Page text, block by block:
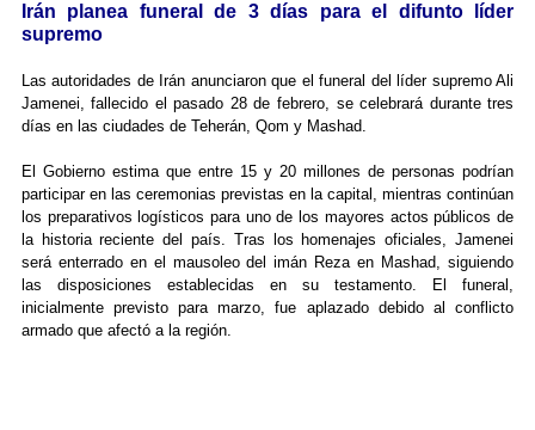
Irán planea funeral de 3 días para el difunto líder
supremo
Las autoridades de Irán anunciaron que el funeral del líder supremo Ali
Jamenei, fallecido el pasado 28 de febrero, se celebrará durante tres
días en las ciudades de Teherán, Qom y Mashad.
El Gobierno estima que entre 15 y 20 millones de personas podrían
participar en las ceremonias previstas en la capital, mientras continúan
los preparativos logísticos para uno de los mayores actos públicos de
la historia reciente del país. Tras los homenajes oficiales, Jamenei
será enterrado en el mausoleo del imán Reza en Mashad, siguiendo
las disposiciones establecidas en su testamento. El funeral,
inicialmente previsto para marzo, fue aplazado debido al conflicto
armado que afectó a la región.